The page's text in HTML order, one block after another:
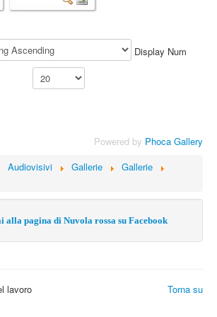
Display Num
Powered by Phoca Gallery
Audiovisivi Gallerie
Gallerie
alla pagina di Nuvola rossa su Facebook
Torna su
lavoro